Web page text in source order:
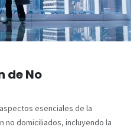
de No
esenciales de la
no domiciliados, incluyendo la